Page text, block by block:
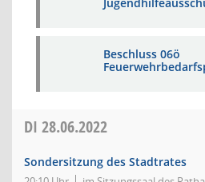
Beschluss 06ö
DI 28.06.2022
Sondersitzung des Stadtrates